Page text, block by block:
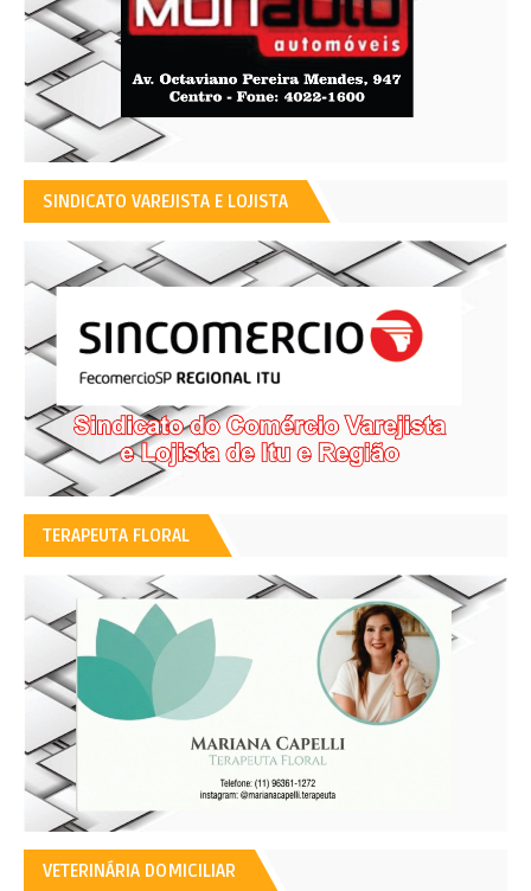
SINDICATO VAREJISTA E LOJISTA
TERAPEUTA FLORAL
VETERINÁRIA DOMICILIAR